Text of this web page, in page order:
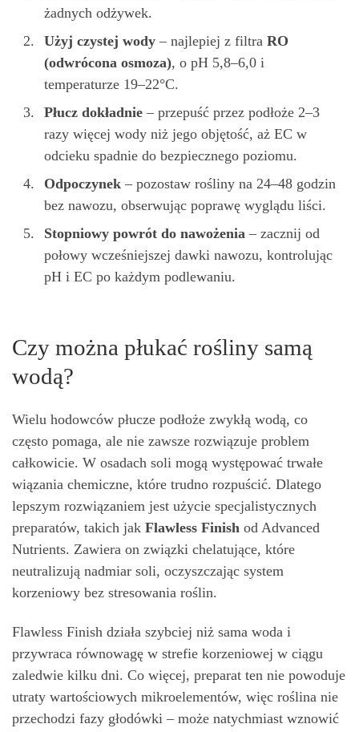
żadnych odżywek.
Użyj czystej wody – najlepiej z filtra RO
(odwrócona osmoza), o pH 5,8–6,0 i
temperaturze 19–22°C.
Płucz dokładnie – przepuść przez podłoże 2–3
razy więcej wody niż jego objętość, aż EC w
odcieku spadnie do bezpiecznego poziomu.
Odpoczynek – pozostaw rośliny na 24–48 godzin
bez nawozu, obserwując poprawę wyglądu liści.
Stopniowy powrót do nawożenia – zacznij od
połowy wcześniejszej dawki nawozu, kontrolując
pH i EC po każdym podlewaniu.
Czy można płukać rośliny samą
wodą?
Wielu hodowców płucze podłoże zwykłą wodą, co
często pomaga, ale nie zawsze rozwiązuje problem
całkowicie. W osadach soli mogą występować trwałe
wiązania chemiczne, które trudno rozpuścić. Dlatego
lepszym rozwiązaniem jest użycie specjalistycznych
preparatów, takich jak Flawless Finish od Advanced
Nutrients. Zawiera on związki chelatujące, które
neutralizują nadmiar soli, oczyszczając system
korzeniowy bez stresowania roślin.
Flawless Finish działa szybciej niż sama woda i
przywraca równowagę w strefie korzeniowej w ciągu
zaledwie kilku dni. Co więcej, preparat ten nie powoduje
utraty wartościowych mikroelementów, więc roślina nie
przechodzi fazy głodówki – może natychmiast wznowić